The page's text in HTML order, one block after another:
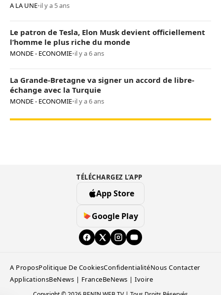
A LA UNE•il y a 5 ans
Le patron de Tesla, Elon Musk devient officiellement
l’homme le plus riche du monde
MONDE - ECONOMIE•il y a 6 ans
La Grande-Bretagne va signer un accord de libre-
échange avec la Turquie
MONDE - ECONOMIE•il y a 6 ans
TÉLÉCHARGEZ L’APP
App Store
Google Play
A ProposPolitique De CookiesConfidentialitéNous Contacter
ApplicationsBeNews | FranceBeNews | Ivoire